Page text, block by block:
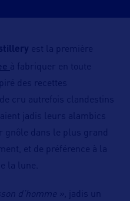
est la première
à fabriquer en toute
des recettes
cru autrefois clandestins
jadis leurs alambics
dans le plus grand
et de préférence à la
la lune.
d’homme »,
jadis un